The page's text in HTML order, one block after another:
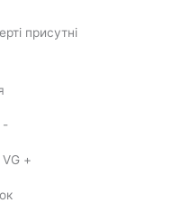
присутні
-
VG +